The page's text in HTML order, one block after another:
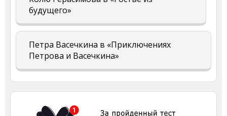
будущего»
Петра Васечкина в «Приключениях
Петрова и Васечкина»